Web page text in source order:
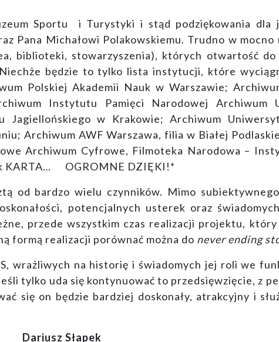
Sportu i Turystyki i stąd podziękowania dla
Pana Michałowi Polakowskiemu. Trudno w
biblioteki, stowarzyszenia), których otwartość do
będzie to tylko lista instytucji, które
Polskiej Akademii Nauk w Warszawie;
Instytutu Pamięci Narodowej Archiwum
w Krakowie; Archiwum
Archiwum AWF Warszawa, filia w Białej
Archiwum Cyfrowe, Filmoteka Narodowa –
KARTA… OGROMNE DZIĘKI!*
od bardzo wielu czynników. Mimo
potencjalnych usterek oraz
przede wszystkim czas realizacji projektu,
formą realizacji porównać można do never ending
wrażliwych na historię i świadomych jej roli we
tylko uda się kontynuować to przedsięwzięcie, z
się on będzie bardziej doskonały, atrakcyjny i
Dariusz Słapek